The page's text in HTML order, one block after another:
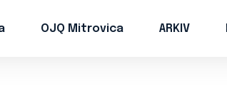
OJQ Mitrovica ARKIV